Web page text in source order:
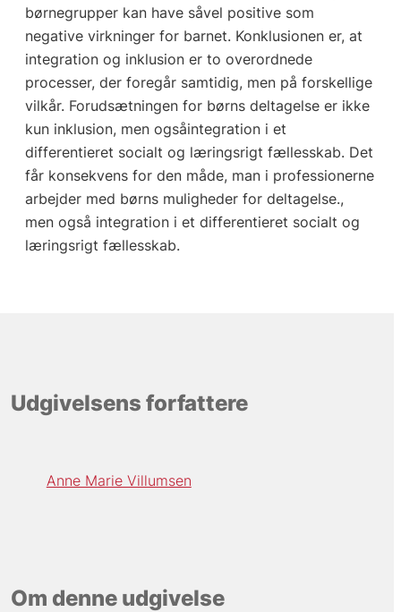
børnegrupper kan have såvel positive som
negative virkninger for barnet. Konklusionen er, at
integration og inklusion er to overordnede
processer, der foregår samtidig, men på forskellige
vilkår. Forudsætningen for børns deltagelse er ikke
kun inklusion, men ogsåintegration i et
differentieret socialt og læringsrigt fællesskab. Det
får konsekvens for den måde, man i professionerne
arbejder med børns muligheder for deltagelse.,
men også integration i et differentieret socialt og
læringsrigt fællesskab.
Udgivelsens forfattere
Anne Marie Villumsen
Om denne udgivelse